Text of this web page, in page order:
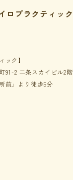
ロプラクティック
ック】
91-2 二条スカイビル2階
前」より徒歩5分